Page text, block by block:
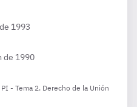
1993
de 1990
- Tema 2. Derecho de la Unión